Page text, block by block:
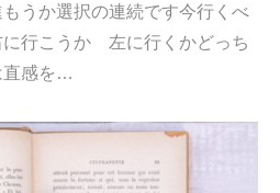
うか選択の連続です今行くべ
行こうか 左に行くかどっち
直感を…